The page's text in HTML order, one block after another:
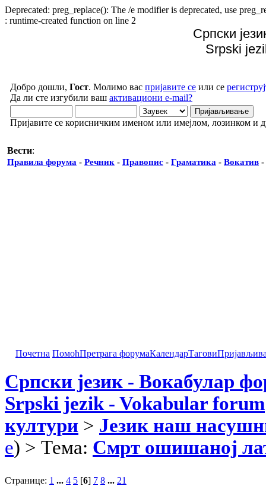
Deprecated: preg_replace(): The /e modifier is deprecated, use
: runtime-created function on line 2
Српски
Srpski
Добро дошли, Гост. Молимо вас пријавите се или се
Да ли сте изгубили ваш активациони e-mail?
Пријавите се корисничким именом или имејлом, лозинком и
Вести:
Правила форума - Речник - Правопис - Граматика - Вокатив -
Почетна ПомоћПретрага форумаКалендарТагови
Српски језик - Вокабулар
Srpski jezik - Vokabular forum
култури > Језик наш
e) > Тема: Смрт ошишаној
Странице: 1 ... 4 5 [6] 7 8 ... 21